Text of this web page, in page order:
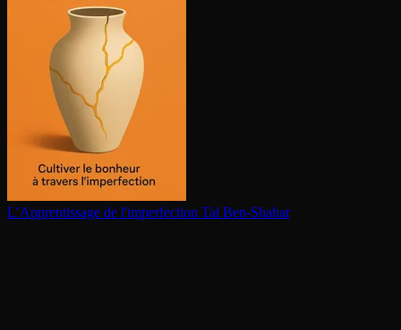
L’Ap­pren­tis­sage de l'im­per­fec­tion Tal Ben-Shahar